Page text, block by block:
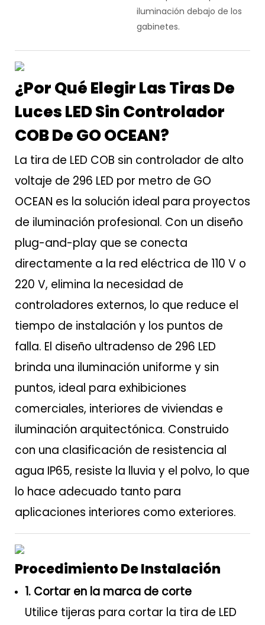
iluminación debajo de los
gabinetes.
¿Por Qué Elegir Las Tiras De
Luces LED Sin Controlador
COB De GO OCEAN?
La tira de LED COB sin controlador de alto
voltaje de 296 LED por metro de GO
OCEAN es la solución ideal para proyectos
de iluminación profesional. Con un diseño
plug-and-play que se conecta
directamente a la red eléctrica de 110 V o
220 V, elimina la necesidad de
controladores externos, lo que reduce el
tiempo de instalación y los puntos de
falla. El diseño ultradenso de 296 LED
brinda una iluminación uniforme y sin
puntos, ideal para exhibiciones
comerciales, interiores de viviendas e
iluminación arquitectónica. Construido
con una clasificación de resistencia al
agua IP65, resiste la lluvia y el polvo, lo que
lo hace adecuado tanto para
aplicaciones interiores como exteriores.
Procedimiento De Instalación
1. Cortar en la marca de corte
Utilice tijeras para cortar la tira de LED